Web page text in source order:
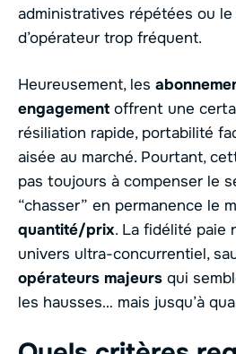
administratives répétées ou
d’opérateur trop fréquent.
Heureusement, les
engagement offrent une
résiliation rapide, portabilité
aisée au marché. Pourtant,
pas toujours à compenser le
“chasser” en permanence le
quantité/prix. La fidélité paie
univers ultra-concurrentiel,
opérateurs majeurs qui
les hausses… mais jusqu’à